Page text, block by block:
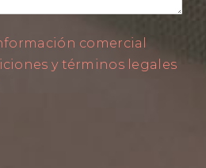
comercial
y términos legales